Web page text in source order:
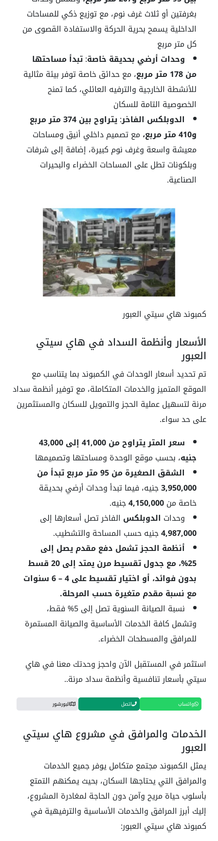
بغرفتين أو ثلاث غرف نوم، مع توزيع ذكي للمساحات
الداخلية يسمح بحرية الحركة والاستفادة القصوى من
كل متر مربع
وحدات أرضي بحديقة خاصة:تبدأ مساحتها
من 178 متر مربع
، مع حدائق خاصة توفر بيئة مثالية
للأنشطة الخارجية والترفيه العائلي، كما تمنح
الخصوصية التامة للسكان
الدوبلكس الفاخر:
يتراوح بين 374 متر مربع
و410 متر مربع،
مع تصميم داخلي أنيق ومساحات
معيشة واسعة وغرف نوم كبيرة، إضافة إلى شرفات
وبلكونات تطل على المساحات الخضراء والبحيرات
الصناعية.
كمبوند هاي سيتي العبور
الأسعار وأنظمة السداد في هاي سيتي
العبور
تم تحديد أسعار الوحدات في الكمبوند بما يتناسب مع
الموقع المتميز والخدمات المتكاملة، مع توفير أنظمة سداد
مرنة لتسهيل عملية الحجز والتمويل للسكان والمستثمرين
على حد سواء.
سعر المتر يتراوح من 41,000 إلى 43,000
جنيه، بحسب موقع الوحدة ومساحتها وتصميمها
الشقق الصغيرة من 95 متر مربع تبدأ من
3,950,000جنيه، فيما تبدأ وحدات أرضي بحديقة
خاصة من4,150,000جنيه.
وحدات الدوبلكس الفاخر تصل أسعارها إلى
4,987,000جنيه حسب المساحة والتشطيب.
أنظمة الحجز تشمل دفع مقدم يصل إلى
25%، مع جدول تقسيط مرن يمتد إلى 20 قسط
بدون فوائد، أو اختيار تقسيط على 4 – 6 سنوات
مع نسبة مقدم متغيرة حسب المرحلة.
نسبة الصيانة السنوية تصل إلى 5% فقط،
وتشمل كافة الخدمات الأساسية والصيانة المستمرة
للمرافق والمسطحات الخضراء.
استثمر في المستقبل الآن واحجز وحدتك معنا في هاي
سيتي بأسعار تنافسية وأنظمة سداد مرنة..
واتساب اتصل البورشور
الخدمات والمرافق في مشروع هاي سيتي
العبور
يمثل الكمبوند مجتمع متكامل يوفر جميع الخدمات
والمرافق التي يحتاجها السكان، بحيث يمكنهم التمتع
بأسلوب حياة مريح وآمن دون الحاجة لمغادرة المشروع،
إليك أبرز المرافق والخدمات الأساسية والترفيهية في
كمبوند هاي سيتي العبور: